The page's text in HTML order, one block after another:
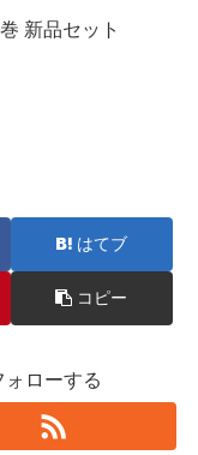
新品セット
はてブ
コピー
ローする